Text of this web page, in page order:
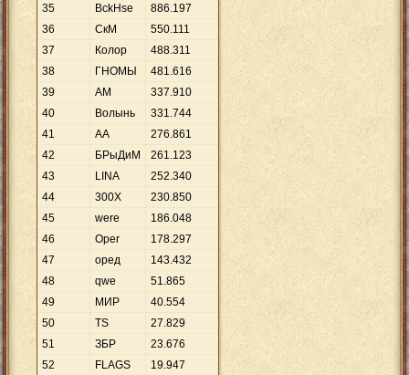
35
BckHse 886.197
36
СкМ 550.111
37
Колор 488.311
38
ГНОМЫ 481.616
39
АМ 337.910
40
Волынь 331.744
41
AA 276.861
42
БРыДиМ 261.123
43
LINA 252.340
44
300Х 230.850
45
were 186.048
46
Oper 178.297
47
оред 143.432
48
qwe 51.865
49
МИР 40.554
50
TS 27.829
51
ЗБР 23.676
52
FLAGS 19.947